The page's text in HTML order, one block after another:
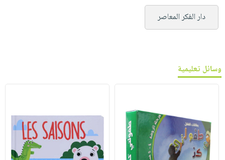
دار الفكر المعاصر
وسائل تعليمية